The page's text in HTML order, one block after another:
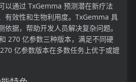
以通过 TxGemma 预测潜在新疗法
有效性和生物利用度。TxGemma 具
据，帮助开发人员解决复杂问题。
270 亿参数三种版本，满足不同硬
亿参数版本在多数任务上优于或媲